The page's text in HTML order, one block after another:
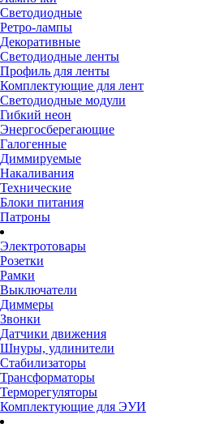
Светодиодные
Ретро-лампы
Декоративные
Светодиодные ленты
Профиль для ленты
Комплектующие для лент
Светодиодные модули
Гибкий неон
Энергосберегающие
Галогенные
Диммируемые
Накаливания
Технические
Блоки питания
Патроны
Электротовары
Розетки
Рамки
Выключатели
Диммеры
Звонки
Датчики движения
Шнуры, удлинители
Стабилизаторы
Трансформаторы
Терморегуляторы
Комплектующие для ЭУИ